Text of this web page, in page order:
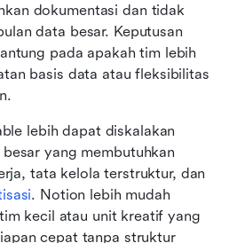
dokumentasi dan tidak
data besar. Keputusan
pada apakah tim lebih
basis data atau fleksibilitas
lebih dapat diskalakan
besar yang membutuhkan
tata kelola terstruktur, dan
. Notion lebih mudah
kecil atau unit kreatif yang
cepat tanpa struktur